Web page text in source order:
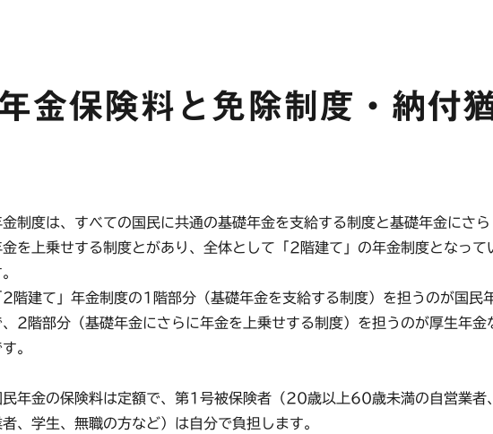
金保険料と免除制度・納付
制度は、すべての国民に共通の基礎年金を支給する制度と基礎年金にさら
金を上乗せする制度とがあり、全体として「2階建て」の年金制度となって
階建て」年金制度の1階部分（基礎年金を支給する制度）を担うのが国民
、2階部分（基礎年金にさらに年金を上乗せする制度）を担うのが厚生年金
。
年金の保険料は定額で、第1号被保険者（20歳以上60歳未満の自営業者
者、学生、無職の方など）は自分で負担します。